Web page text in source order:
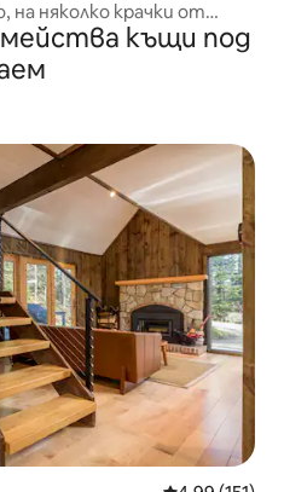
няколко крачки от
къщи под